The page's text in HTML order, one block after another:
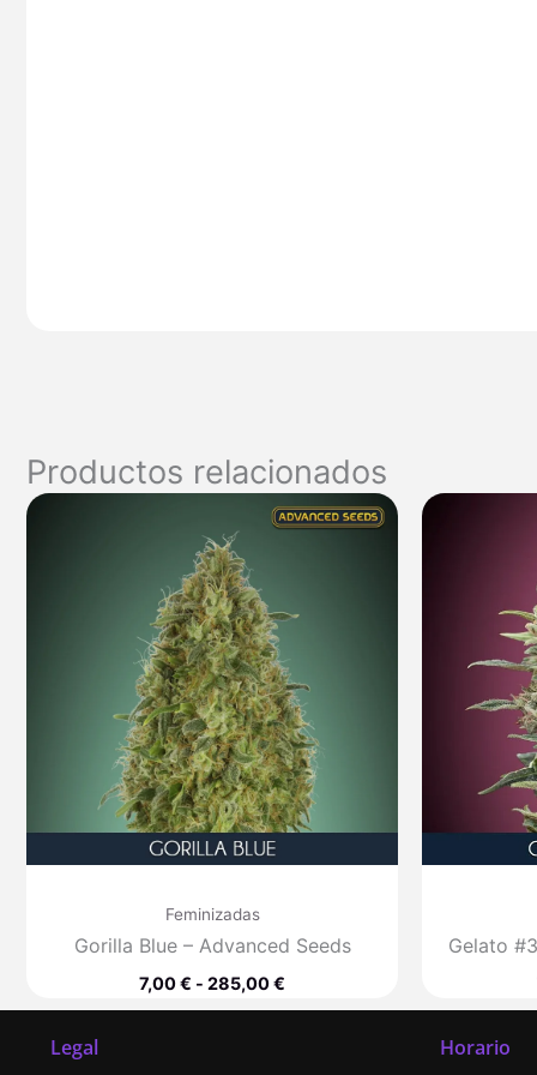
Productos relacionados
Feminizadas
Gorilla Blue – Advanced Seeds
7,00€ - 285,00€
Rango
de
hasta
Gelato
Legal Horario